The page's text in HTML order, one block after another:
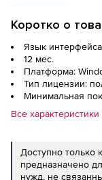
Коротко о
Язык
12 мес.
Платформа:
Тип лицензии:
Минимальная
Все характеристики
Доступно
предназначено
нужд, не